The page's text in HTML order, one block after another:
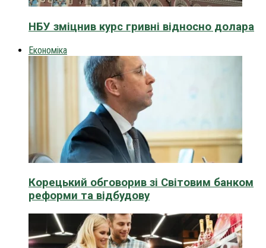
НБУ зміцнив курс гривні відносно долара
Економіка
Корецький обговорив зі Світовим банком
реформи та відбудову